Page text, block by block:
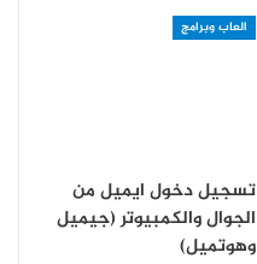
العاب وبرامج
تسجيل دخول ايميل من
الجوال والكمبيوتر (جيميل
وهوتميل)